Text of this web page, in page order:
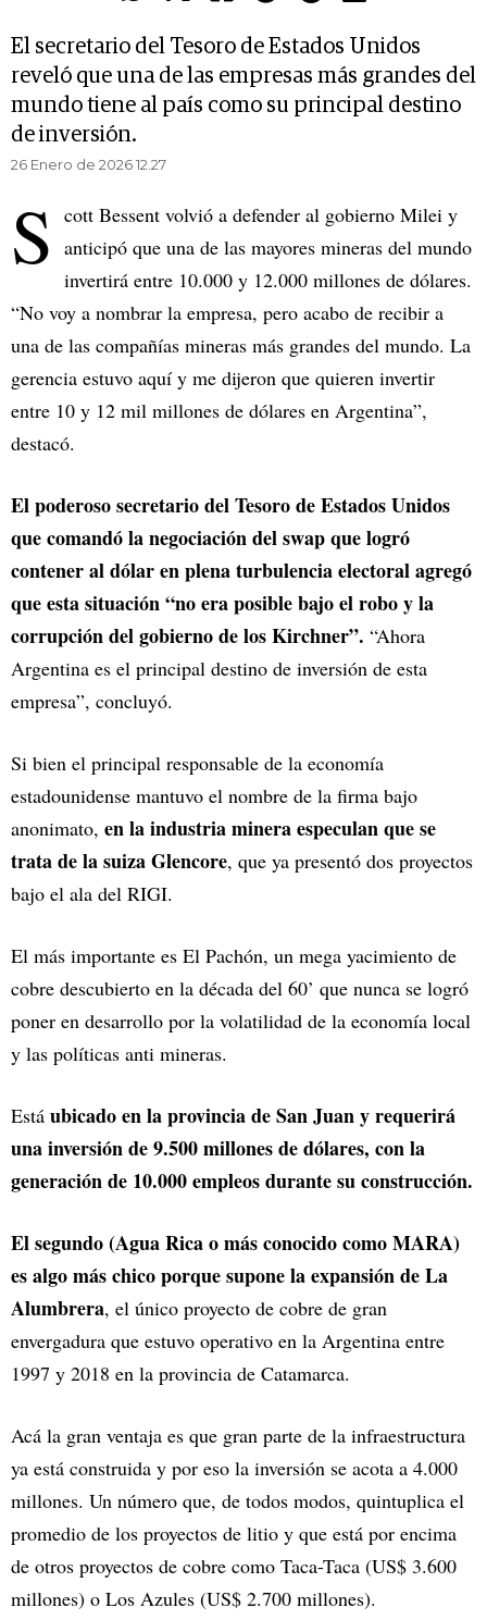
El secretario del Tesoro de Estados Unidos
reveló que una de las empresas más grandes del
mundo tiene al país como su principal destino
de inversión.
26 Enero de 2026 12.27
S cott Bessent volvió a defender al gobierno Milei y
anticipó que una de las mayores mineras del mundo
invertirá entre 10.000 y 12.000 millones de dólares.
“No voy a nombrar la empresa, pero acabo de recibir a
una de las compañías mineras más grandes del mundo. La
gerencia estuvo aquí y me dijeron que quieren invertir
entre 10 y 12 mil millones de dólares en Argentina”,
destacó.
El poderoso secretario del Tesoro de Estados Unidos
que comandó la negociación del swap que logró
contener al dólar en plena turbulencia electoral agregó
que esta situación “no era posible bajo el robo y la
corrupción del gobierno de los Kirchner”. “Ahora
Argentina es el principal destino de inversión de esta
empresa”, concluyó.
Si bien el principal responsable de la economía
estadounidense mantuvo el nombre de la firma bajo
anonimato, en la industria minera especulan que se
trata de la suiza Glencore, que ya presentó dos proyectos
bajo el ala del RIGI.
El más importante es El Pachón, un mega yacimiento de
cobre descubierto en la década del 60’ que nunca se logró
poner en desarrollo por la volatilidad de la economía local
y las políticas anti mineras.
Está ubicado en la provincia de San Juan y requerirá
una inversión de 9.500 millones de dólares, con la
generación de 10.000 empleos durante su construcción.
El segundo (Agua Rica o más conocido como MARA)
es algo más chico porque supone la expansión de La
Alumbrera, el único proyecto de cobre de gran
envergadura que estuvo operativo en la Argentina entre
1997 y 2018 en la provincia de Catamarca.
Acá la gran ventaja es que gran parte de la infraestructura
ya está construida y por eso la inversión se acota a 4.000
millones. Un número que, de todos modos, quintuplica el
promedio de los proyectos de litio y que está por encima
de otros proyectos de cobre como Taca-Taca (US$ 3.600
millones) o Los Azules (US$ 2.700 millones).